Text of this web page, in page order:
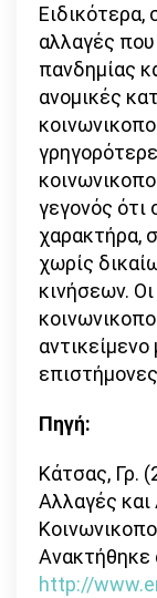
Ειδικότερα,
αλλαγές
πανδημίας
ανομικές
γεγονός ότι
χαρακτήρα,
χωρίς
κινήσεων.
Πηγή:
Κάτσας, Γρ.
Αλλαγές και
Ανακτήθηκε
http://